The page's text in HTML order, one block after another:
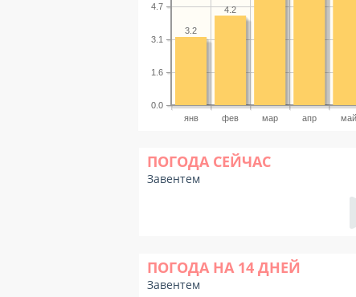
янв фев мар апр май
0.0
1.6
3.1
4.7 4.2
3.2
ПОГОДА СЕЙЧАС
Завентем
ПОГОДА НА 14 ДНЕЙ
Завентем